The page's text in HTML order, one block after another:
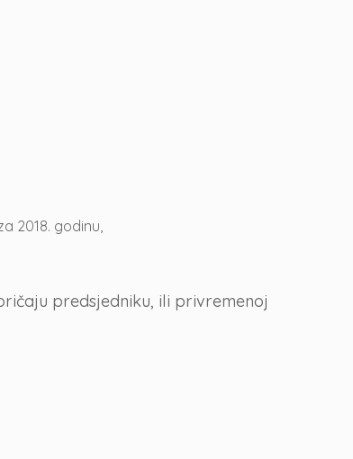
2018. godinu,
predsjedniku, ili privremenoj